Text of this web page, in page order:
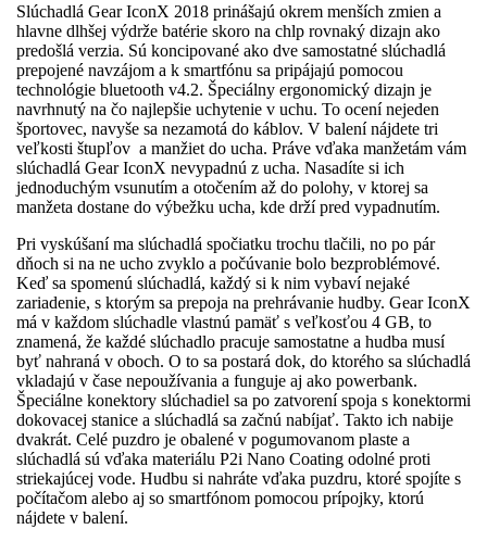
Slúchadlá Gear IconX 2018 prinášajú okrem menších zmien a
hlavne dlhšej výdrže batérie skoro na chlp rovnaký dizajn ako
predošlá verzia. Sú koncipované ako dve samostatné slúchadlá
prepojené navzájom a k smartfónu sa pripájajú pomocou
technológie bluetooth v4.2. Špeciálny ergonomický dizajn je
navrhnutý na čo najlepšie uchytenie v uchu. To ocení nejeden
športovec, navyše sa nezamotá do káblov. V balení nájdete tri
veľkosti štupľov a manžiet do ucha. Práve vďaka manžetám vám
slúchadlá Gear IconX nevypadnú z ucha. Nasadíte si ich
jednoduchým vsunutím a otočením až do polohy, v ktorej sa
manžeta dostane do výbežku ucha, kde drží pred vypadnutím.
Pri vyskúšaní ma slúchadlá spočiatku trochu tlačili, no po pár
dňoch si na ne ucho zvyklo a počúvanie bolo bezproblémové.
Keď sa spomenú slúchadlá, každý si k nim vybaví nejaké
zariadenie, s ktorým sa prepoja na prehrávanie hudby. Gear IconX
má v každom slúchadle vlastnú pamäť s veľkosťou 4 GB, to
znamená, že každé slúchadlo pracuje samostatne a hudba musí
byť nahraná v oboch. O to sa postará dok, do ktorého sa slúchadlá
vkladajú v čase nepoužívania a funguje aj ako powerbank.
Špeciálne konektory slúchadiel sa po zatvorení spoja s konektormi
dokovacej stanice a slúchadlá sa začnú nabíjať. Takto ich nabije
dvakrát. Celé puzdro je obalené v pogumovanom plaste a
slúchadlá sú vďaka materiálu P2i Nano Coating odolné proti
striekajúcej vode. Hudbu si nahráte vďaka puzdru, ktoré spojíte s
počítačom alebo aj so smartfónom pomocou prípojky, ktorú
nájdete v balení.